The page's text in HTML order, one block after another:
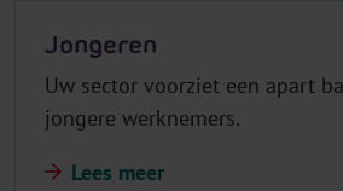
Jongeren
Uw sector voorziet een apart
jongere werknemers.
Lees meer